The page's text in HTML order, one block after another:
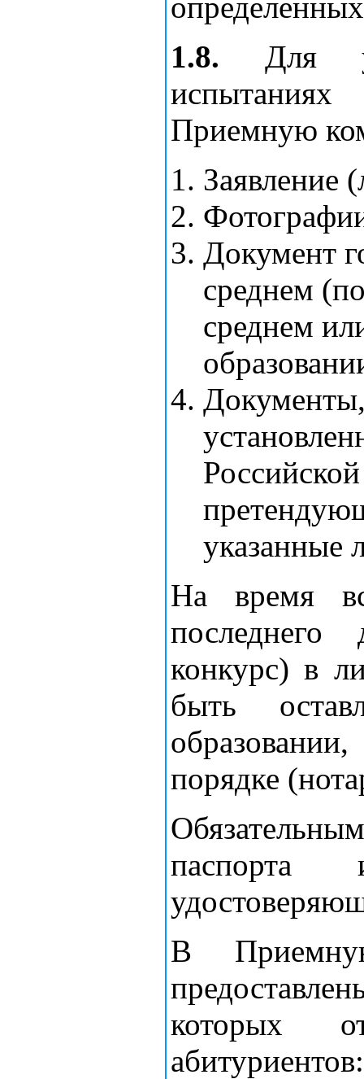
1.8. Для
Приемную
Заявление
Документ
среднем
среднем
указанные
На время
конкурс) в
быть
порядке
паспорта
В
которых
абитуриентов: